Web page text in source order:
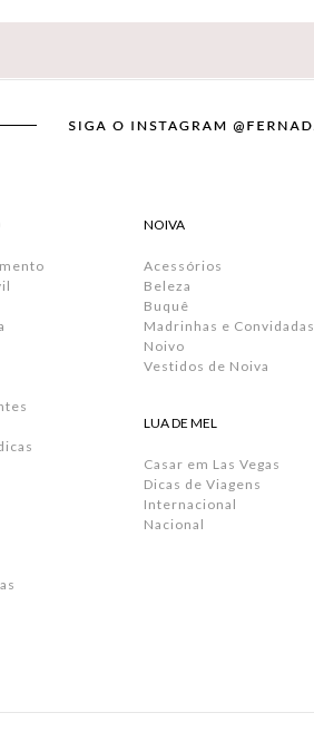
NOIVA
Acessórios
Beleza
Buquê
Madrinhas e Convidadas
Noivo
Vestidos de Noiva
LUA DE MEL
Casar em Las Vegas
Dicas de Viagens
Internacional
Nacional